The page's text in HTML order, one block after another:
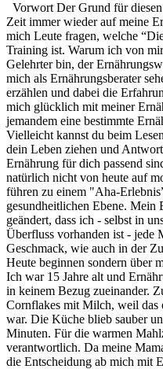
Vorwort Der Grund für
Zeit immer wieder auf meine
mich Leute fragen, welche
Training ist. Warum ich von
Gelehrter bin, der
mich als Ernährungsberater
erzählen und dabei die
mich glücklich mit meiner
jemandem eine bestimmte
Vielleicht kannst du beim
dein Leben ziehen und
Ernährung für dich passend
natürlich nicht von heute auf
führen zu einem "Aha-
gesundheitlichen Ebene. Mein
geändert, dass ich - selbst in
Überfluss vorhanden ist - jede
Geschmack, wie auch in der
Heute beginnen sondern über
Ich war 15 Jahre alt und
in keinem Bezug zueinander.
Cornflakes mit Milch, weil das
war. Die Küche blieb sauber
Minuten. Für die warmen
verantwortlich. Da meine
die Entscheidung ab mich mit